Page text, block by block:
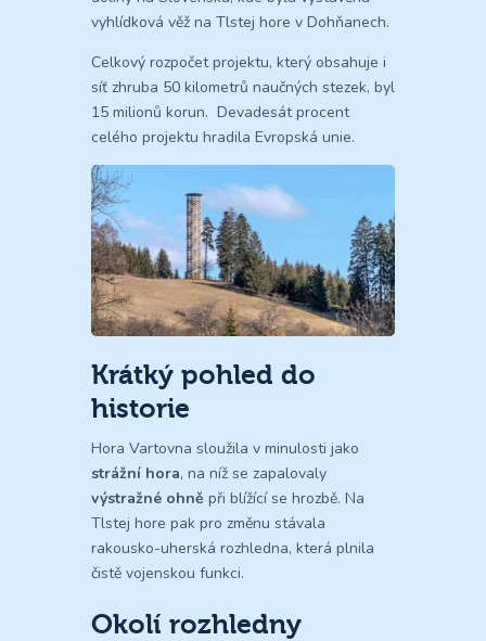
vyhlídková věž na Tlstej hore v Dohňanech.
Celkový rozpočet projektu, který obsahuje i
síť zhruba 50 kilometrů naučných stezek, byl
15 milionů korun. Devadesát procent
celého projektu hradila Evropská unie.
Krátký pohled do
historie
Hora Vartovna sloužila v minulosti jako
strážní hora, na níž se zapalovaly
výstražné ohně při blížící se hrozbě. Na
Tlstej hore pak pro změnu stávala
rakousko-uherská rozhledna, která plnila
čistě vojenskou funkci.
Okolí rozhledny